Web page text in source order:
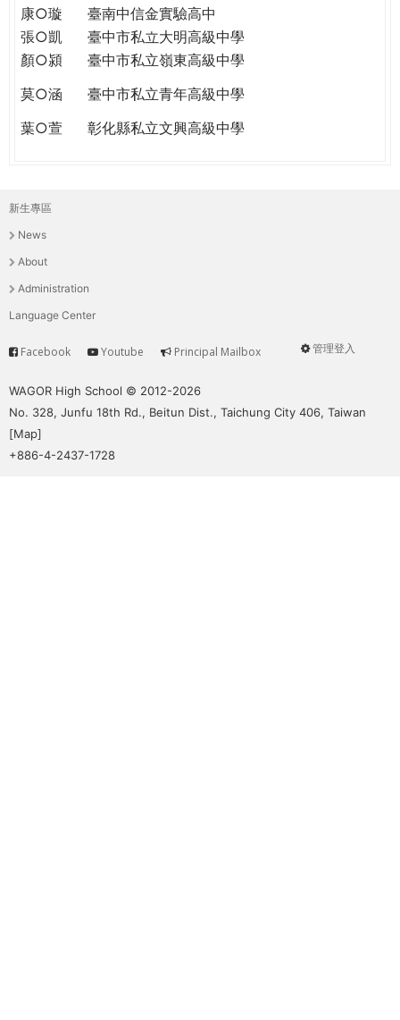
康○璇
臺南中信金實驗高中
張○凱
臺中市私立大明高級中學
顏○潁
臺中市私立嶺東高級中學
莫○涵
臺中市私立青年高級中學
葉○萱
彰化縣私立文興高級中學
主
選
單
新生專區
News
About
Administration
Language Center
User
管理登入
Service
Facebook Youtube Principal Mailbox
WAGOR High School © 2012-2026
No. 328, Junfu 18th Rd., Beitun Dist., Taichung City 406, Taiwan
[Map]
+886-4-2437-1728